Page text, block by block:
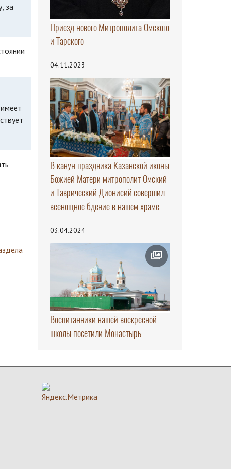
за
Приезд нового Митрополита Омского
и Тарского
04.11.2023
В канун праздника Казанской иконы
Божией Матери митрополит Омский
и Таврический Дионисий совершил
всенощное бдение в нашем храме
03.04.2024
Воспитанники нашей воскресной
школы посетили Монастырь